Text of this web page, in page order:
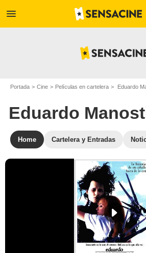
menu
Portada Cine Películas en cartelera Eduardo
Eduardo
Home Cartelera y Entradas